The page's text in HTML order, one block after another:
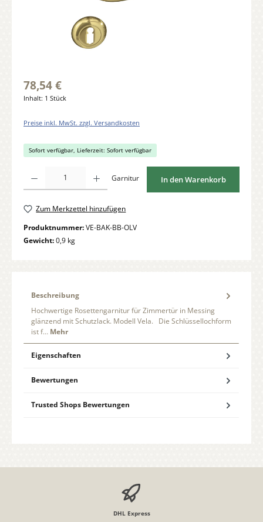
78,54 €
Inhalt: 1 Stück
Preise inkl. MwSt. zzgl. Versandkosten
Sofort verfügbar, Lieferzeit: Sofort verfügbar
Garnitur In den Warenkorb
Zum Merkzettel hinzufügen
Produktnummer:VE-BAK-BB-OLV
Gewicht:0,9 kg
Beschreibung
Hochwertige Rosettengarnitur für Zimmertür in Messing
glänzend mit Schutzlack. Modell Vela. Die Schlüssellochform
ist f… Mehr
Eigenschaften
Bewertungen
Trusted Shops Bewertungen
DHL Express